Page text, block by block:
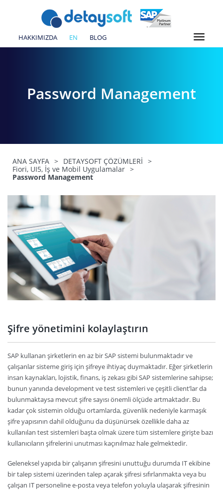
HAKKIMIZDA EN BLOG
Password Management
ANA SAYFA > DETAYSOFT ÇÖZÜMLERİ >
Fiori, UI5, İş ve Mobil Uygulamalar >
Password Management
Şifre yönetimini kolaylaştırın
SAP kullanan şirketlerin en az bir SAP sistemi bulunmaktadır ve
çalışanlar sisteme giriş için şifreye ihtiyaç duymaktadır. Eğer şirketlerin
insan kaynakları, lojistik, finans, iş zekası gibi SAP sistemlerine sahipse;
bunun yanında development ve test sistemleri ve çeşitli client’lar da
bulunmaktaysa mevcut şifre sayısı önemli ölçüde artmaktadır. Bu
kadar çok sistemin olduğu ortamlarda, güvenlik nedeniyle karmaşık
şifre yapısının dahil olduğunu da düşünürsek özellikle daha az
kullanılan test sistemleri başta olmak üzere tüm sistemlere girişte bazı
kullanıcıların şifrelerini unutması kaçınılmaz hale gelmektedir.
Geleneksel yapıda bir çalışanın şifresini unuttuğu durumda IT ekibine
bir talep sistemi üzerinden talep açarak şifresi sıfırlanmakta veya bu
çalışan IT personeline e-posta veya telefon yoluyla ulaşarak şifresinin